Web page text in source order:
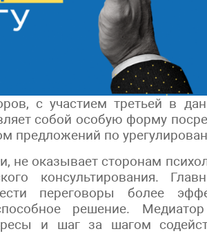
с участием третьей в
собой особую форму
предложений по
не оказывает сторонам
консультирования.
переговоры более
решение.
и шаг за шагом